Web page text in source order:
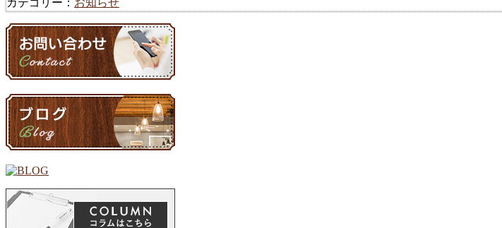
カテゴリー： お知らせ